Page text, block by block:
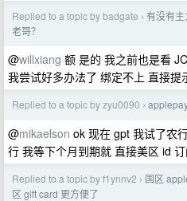
Replied to a topic by badgate › 有没有
老哥？
@willxiang 额 是的 我之前也是看
我尝试好多办法了 绑定不上 直接提
Replied to a topic by zyu0090 ›
@mikaelson ok 现在 gpt 我试了农
行 我等下个月到期就 直接美区 id
Replied to a topic by f1ynnv2 › 国区
区 gift card 更方便了